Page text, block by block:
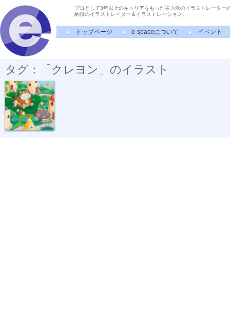
プロとして3年以上のキャリアをもった実力派のイラストレーター
納得のイラストレーター＆イラストレーション。
トップページ e-spaceについて イベント
タグ：「クレヨン」のイラスト
クレヨンタウン